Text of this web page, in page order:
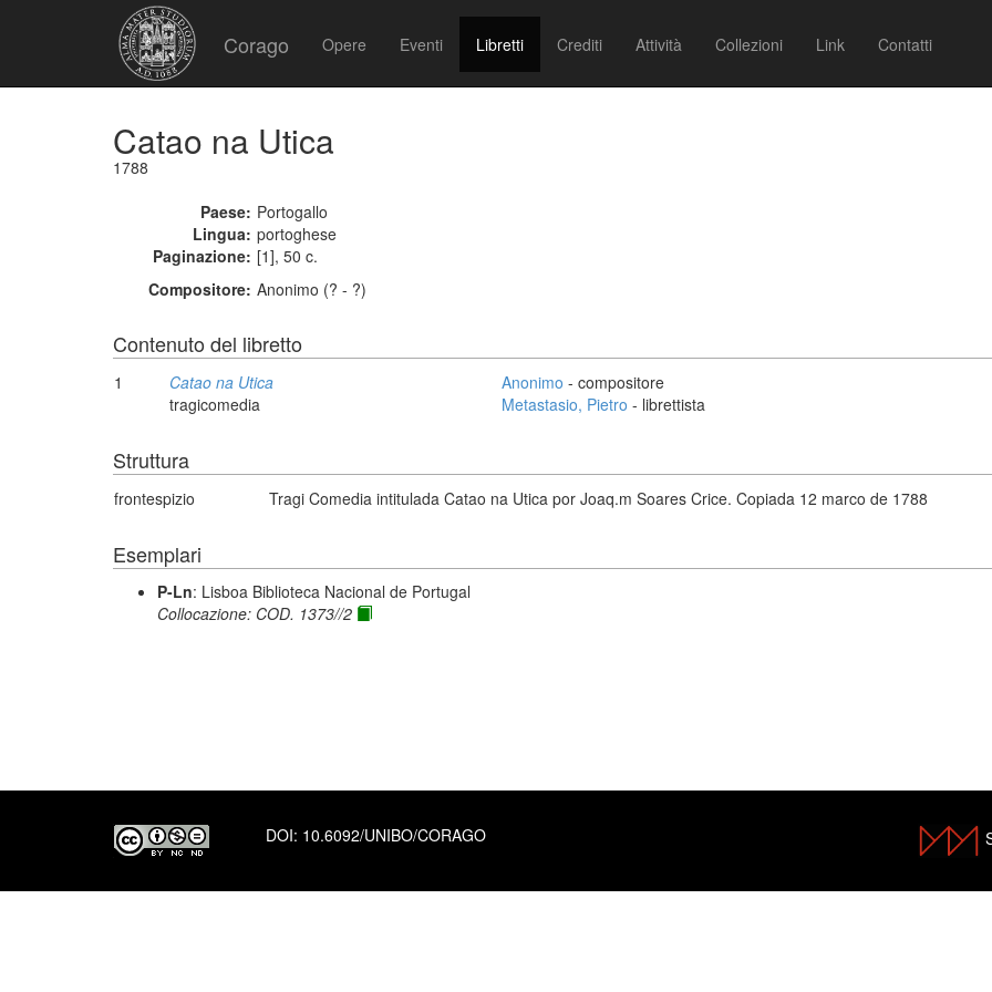
Corago Opere Eventi Libretti Crediti Attività Collezioni Link Contatti
Catao na Utica
1788
Paese: Portogallo
Lingua: portoghese
Paginazione: [1], 50 c.
Compositore: Anonimo (? - ?)
Contenuto del libretto
1
Catao na Utica
tragicomedia
Anonimo - compositore
Metastasio, Pietro - librettista
Struttura
frontespizio Tragi Comedia intitulada Catao na Utica por Joaq.m Soares Crice. Copiada 12 marco de 1788
Esemplari
P-Ln: Lisboa Biblioteca Nacional de Portugal
Collocazione: COD. 1373//2
DOI: 10.6092/UNIBO/CORAGO